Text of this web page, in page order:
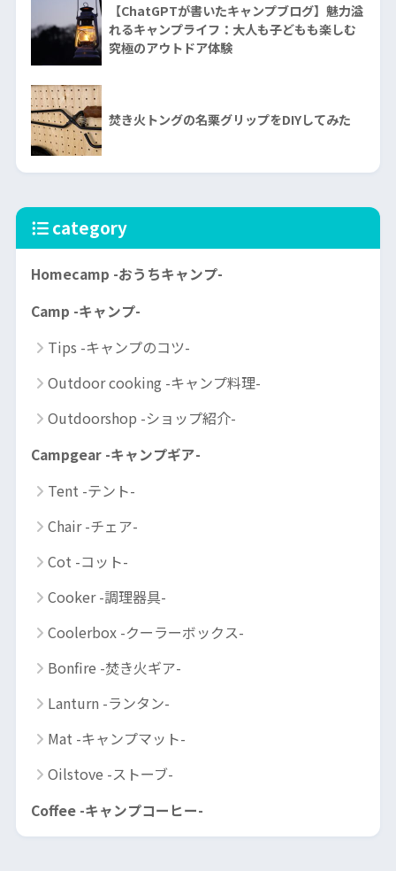
【ChatGPTが書いたキャンプブログ】魅力溢
れるキャンプライフ：大人も子どもも楽しむ
究極のアウトドア体験
焚き火トングの名栗グリップをDIYしてみた
category
Homecamp -おうちキャンプ-
Camp -キャンプ-
Tips -キャンプのコツ-
Outdoor cooking -キャンプ料理-
Outdoorshop -ショップ紹介-
Campgear -キャンプギア-
Tent -テント-
Chair -チェア-
Cot -コット-
Cooker -調理器具-
Coolerbox -クーラーボックス-
Bonfire -焚き火ギア-
Lanturn -ランタン-
Mat -キャンプマット-
Oilstove -ストーブ-
Coffee -キャンプコーヒー-